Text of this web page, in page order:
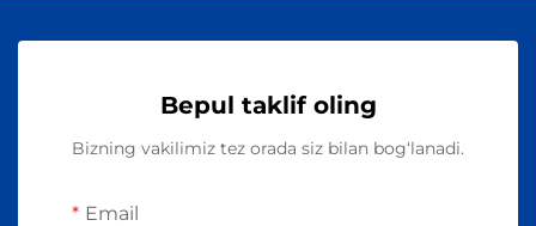
Bepul taklif oling
Bizning vakilimiz tez orada siz bilan bog‘lanadi.
Email